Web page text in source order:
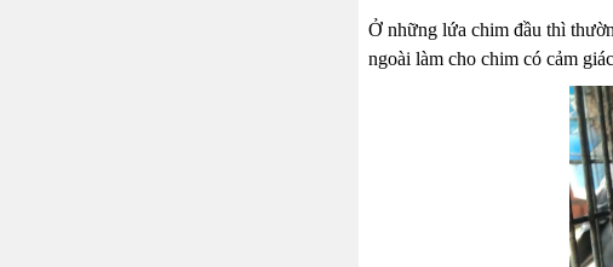
Ở những lứa chim đầu thì
ngoài làm cho chim có cảm